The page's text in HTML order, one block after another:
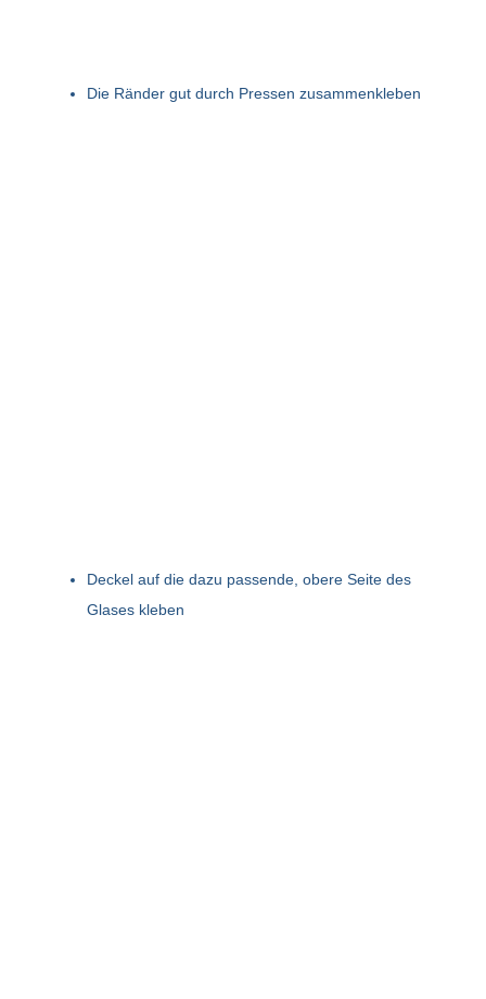
Die Ränder gut durch Pressen zusammenkleben
Deckel auf die dazu passende, obere Seite des
Glases kleben